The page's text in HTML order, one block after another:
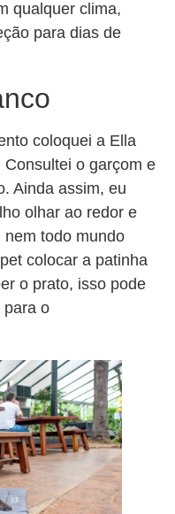
qualquer clima,
para dias de
coloquei a Ella
o garçom e
Ainda assim, eu
olhar ao redor e
todo mundo
colocar a patinha
o prato, isso pode
para o